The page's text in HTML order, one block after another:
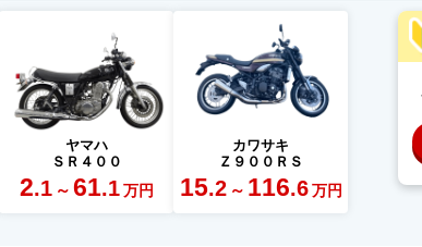
ヤマハ
ＳＲ４００
2.1 ～ 61.1 万円
カワサキ
Ｚ９００ＲＳ
15.2 ～ 116.6 万円